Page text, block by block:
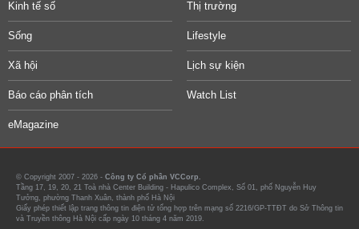
Kinh tế số Thị trường
Sống Lifestyle
Xã hội Lịch sự kiện
Báo cáo phân tích Watch List
eMagazine
© Copyright 2007 - 2026 - Công ty Cổ phần VCCorp.
Tầng 17, 19, 20, 21 Toà nhà Center Building - Hapulico Complex, Số 01, phố Nguyễn Huy
Tưởng, phường Thanh Xuân, thành phố Hà Nội
Giấy phép thiết lập trang thông tin điện tử tổng hợp trên mạng số 2216/GP-TTĐT do Sở Thông tin
và Truyền thông Hà Nội cấp ngày 10 tháng 4 năm 2019.